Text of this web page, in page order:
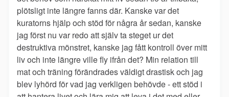
plötsligt inte längre fanns där. Kanske var det
kuratorns hjälp och stöd för några år sedan, kanske
jag först nu var redo att själv ta steget ur det
destruktiva mönstret, kanske jag fått kontroll över mitt
liv och inte längre ville fly ifrån det? Min relation till
mat och träning förändrades väldigt drastisk och jag
blev lyhörd för vad jag verkligen behövde - ett stöd i